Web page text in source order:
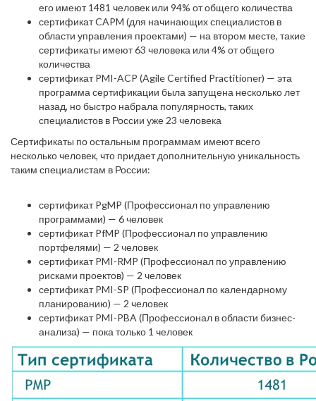
его имеют 1481 человек или 94% от общего количества
сертификат CAPM (для начинающих специалистов в
области управления проектами) — на втором месте, такие
сертификаты имеют 63 человека или 4% от общего
количества
сертификат PMI-ACP (Agile Certified Practitioner) — эта
программа сертификации была запущена несколько лет
назад, но быстро набрала популярность, таких
специалистов в России уже 23 человека
Сертификаты по остальным программам имеют всего
несколько человек, что придает дополнительную уникальность
таким специалистам в России:
сертификат PgMP (Профессионал по управлению
программами) — 6 человек
сертификат PfMP (Профессионал по управлению
портфелями) — 2 человек
сертификат PMI-RMP (Профессионал по управлению
рисками проектов) — 2 человек
сертификат PMI-SP (Профессионал по календарному
планированию) — 2 человек
сертификат PMI-PBA (Профессионал в области бизнес-
анализа) — пока только 1 человек